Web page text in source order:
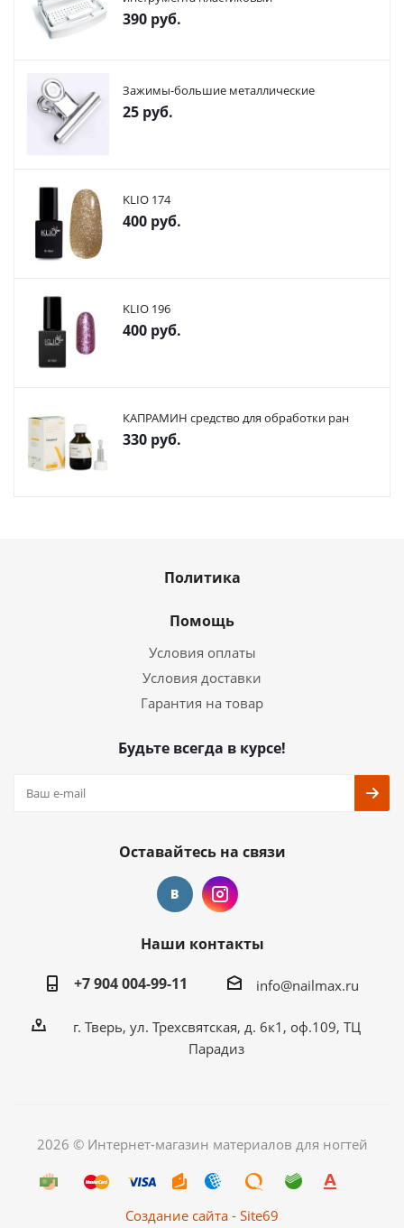
390 руб.
Зажимы-большие металлические
25 руб.
KLIO 174
400 руб.
KLIO 196
400 руб.
КАПРАМИН средство для обработки ран
330 руб.
Политика
Помощь
Условия оплаты
Условия доставки
Гарантия на товар
Будьте всегда в курсе!
Оставайтесь на связи
Наши контакты
+7 904 004-99-11
info@nailmax.ru
г. Тверь, ул. Трехсвятская, д. 6к1, оф.109, ТЦ
Парадиз
2026 © Интернет-магазин материалов для ногтей
Создание сайта - Site69